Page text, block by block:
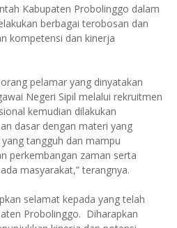
Kabupaten Probolinggo dalam
berbagai terobosan dan
kompetensi dan kinerja
pelamar yang dinyatakan
Negeri Sipil melalui rekruitmen
kemudian dilakukan
dasar dengan materi yang
tangguh dan mampu
perkembangan zaman serta
masyarakat,” terangnya.
selamat kepada yang telah
Probolinggo. Diharapkan